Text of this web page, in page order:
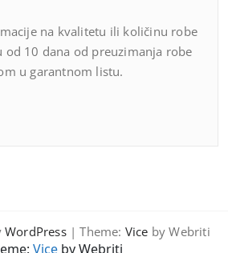
na kvalitetu ili količinu robe
od 10 dana od preuzimanja robe
u garantnom listu.
WordPress| Theme: Vice by Webriti
Viceby Webriti